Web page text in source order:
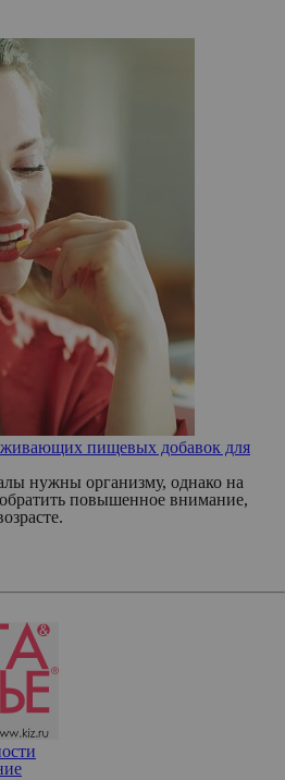
пищевых добавок для
нужны организму, однако на
повышенное внимание,